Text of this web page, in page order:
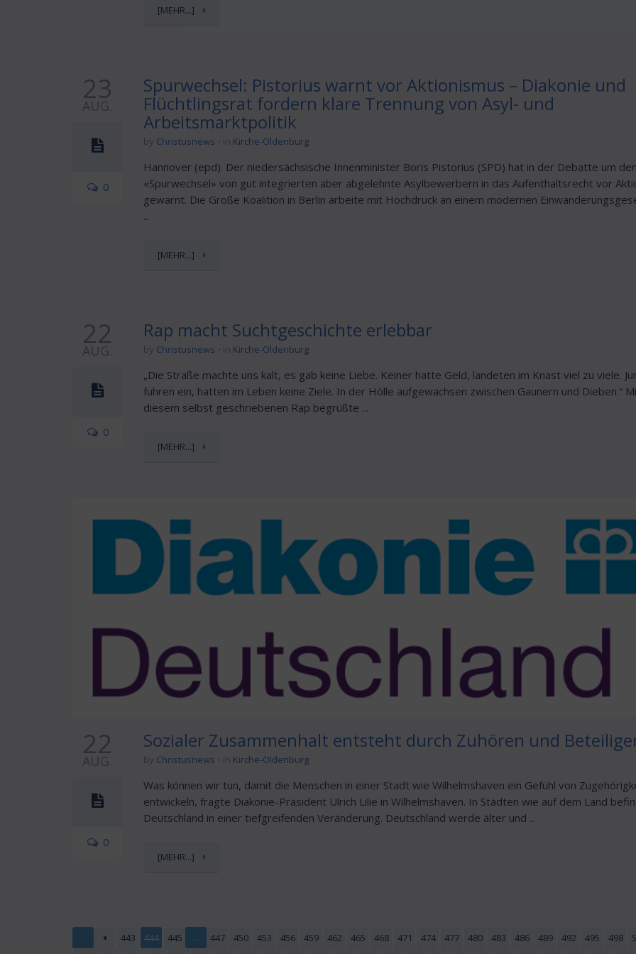
[MEHR...]
23
AUG.
0
Spurwechsel: Pistorius warnt vor Aktionismus – Diakonie und
Flüchtlingsrat fordern klare Trennung von Asyl- und
Arbeitsmarktpolitik
by Christusnews in Kirche-Oldenburg
Hannover (epd). Der niedersächsische Innenminister Boris Pistorius (SPD) hat in der Debatte um den
«Spurwechsel» von gut integrierten aber abgelehnte Asylbewerbern in das Aufenthaltsrecht vor
gewarnt. Die Große Koalition in Berlin arbeite mit Hochdruck an einem modernen
...
[MEHR...]
22
AUG.
0
Rap macht Suchtgeschichte erlebbar
by Christusnews in Kirche-Oldenburg
„Die Straße machte uns kalt, es gab keine Liebe. Keiner hatte Geld, landeten im Knast viel zu viele.
fuhren ein, hatten im Leben keine Ziele. In der Hölle aufgewachsen zwischen Gaunern und Dieben.“
diesem selbst geschriebenen Rap begrüßte ...
[MEHR...]
22
AUG.
0
Sozialer Zusammenhalt entsteht durch Zuhören und
by Christusnews in Kirche-Oldenburg
Was können wir tun, damit die Menschen in einer Stadt wie Wilhelmshaven ein Gefühl von
entwickeln, fragte Diakonie-Präsident Ulrich Lilie in Wilhelmshaven. In Städten wie auf dem Land
Deutschland in einer tiefgreifenden Veränderung. Deutschland werde älter und ...
[MEHR...]
443 444 445 … 447 450 453 456 459 462 465 468 471 474 477 480 483 486 489 492 495 498